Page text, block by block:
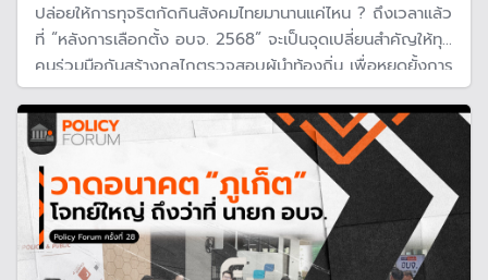
ปล่อยให้การทุจริตกัดกินสังคมไทยมานานแค่ไหน ? ถึงเวลาแล้ว
ที่ “หลังการเลือกตั้ง อบจ. 2568” จะเป็นจุดเปลี่ยนสำคัญให้ทุก
คนร่วมมือกันสร้างกลไกตรวจสอบผู้นำท้องถิ่น เพื่อหยุดยั้งการ
คอร์รัปชัน และพลิกฟื้นบ้านเราให้กลับมาสดใสอีกครั้ง